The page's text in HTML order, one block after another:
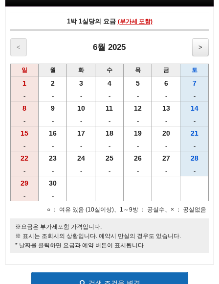
1박 1실당의 요금 (부가세 포함)
< 6월 2025 >
일 월 화 수 목 금 토
1
-
2
-
3
-
4
-
5
-
6
-
7
-
8
-
9
-
10
-
11
-
12
-
13
-
14
-
15
-
16
-
17
-
18
-
19
-
20
-
21
-
22
-
23
-
24
-
25
-
26
-
27
-
28
-
29
-
30
-
○ ： 여유 있음 (10실이상)、1～9방 ： 공실수、× ： 공실없음
※요금은 부가세포함 가격입니다.
※ 표시는 조회시의 상황입니다. 예약시 만실의 경우도 있습니다.
* 날짜를 클릭하면 요금과 예약 버튼이 표시됩니다